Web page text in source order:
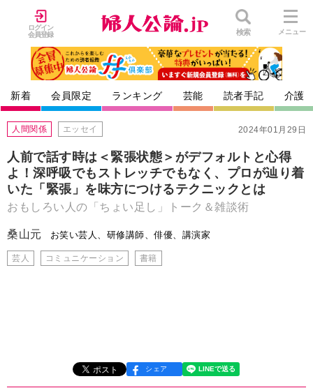
ログイン
会員登録
検索 メニュー
新着 会員限定 ランキング 芸能 読者手記 介護
2024年01月29日
人間関係 エッセイ
人前で話す時は＜緊張状態＞がデフォルトと心得
よ！深呼吸でもストレッチでもなく、プロが辿り着
いた「緊張」を味方につけるテクニックとは
おもしろい人の「ちょい足し」トーク＆雑談術
桑山元 お笑い芸人、研修講師、俳優、講演家
芸人 コミュニケーション 書籍
シェア